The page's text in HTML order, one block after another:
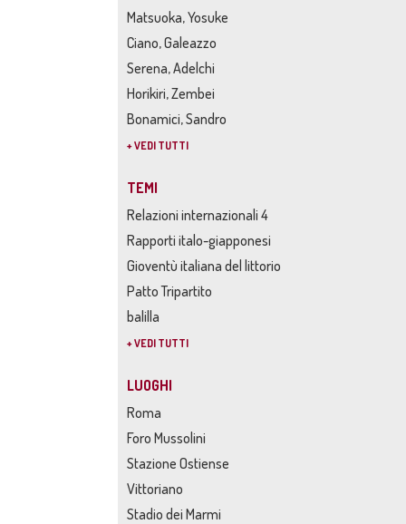
Matsuoka, Yosuke
Ciano, Galeazzo
Serena, Adelchi
Horikiri, Zembei
Bonamici, Sandro
+ VEDI TUTTI
TEMI
Relazioni internazionali 4
Rapporti italo-giapponesi
Gioventù italiana del littorio
Patto Tripartito
balilla
+ VEDI TUTTI
LUOGHI
Roma
Foro Mussolini
Stazione Ostiense
Vittoriano
Stadio dei Marmi